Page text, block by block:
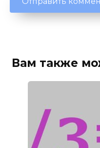
Вам также